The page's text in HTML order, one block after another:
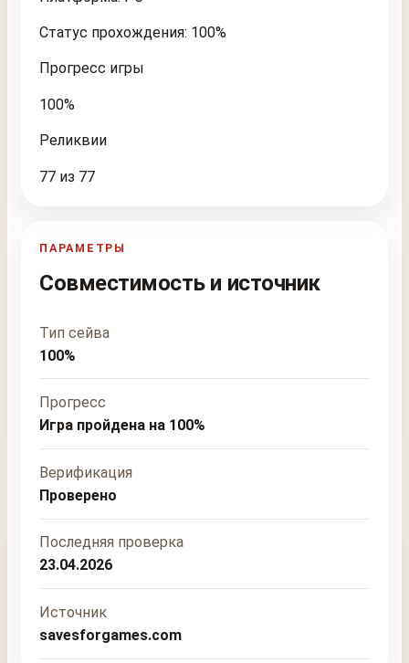
Статус прохождения: 100%
Прогресс игры
100%
Реликвии
77 из 77
ПАРАМЕТРЫ
Совместимость и источник
Тип сейва
100%
Прогресс
Игра пройдена на 100%
Верификация
Проверено
Последняя проверка
23.04.2026
Источник
savesforgames.com